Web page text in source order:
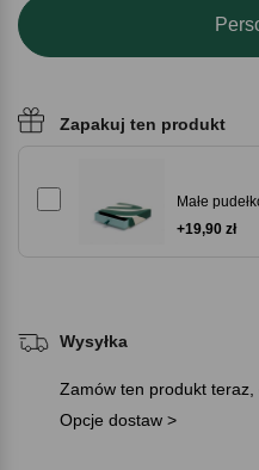
Zapakuj ten produkt
Małe
+19,90 zł
Wysyłka
Zamów ten produkt teraz,
Opcje dostaw >